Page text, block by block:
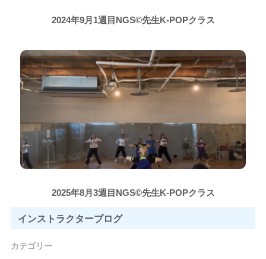
2024年9月1週目NGS©先生K-POPクラス
2025年8月3週目NGS©先生K-POPクラス
インストラクターブログ
カテゴリー